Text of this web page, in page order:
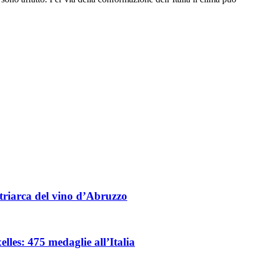
del vino d’Abruzzo
475 medaglie all’Italia